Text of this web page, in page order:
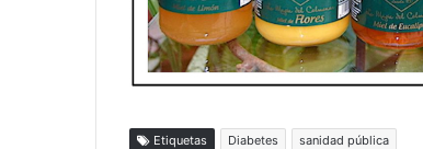
Etiquetas Diabetes sanidad pública